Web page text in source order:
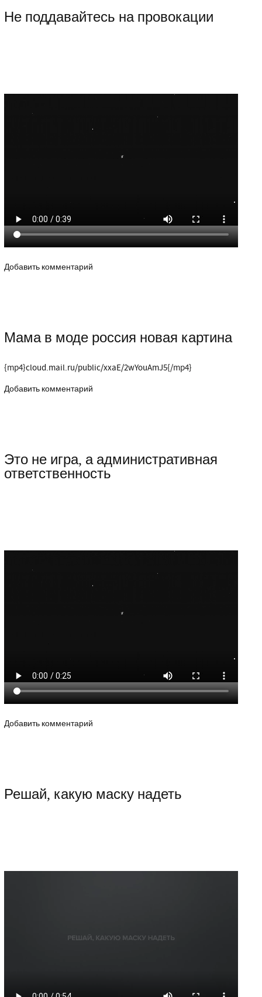
Не поддавайтесь на провокации
Добавить комментарий
Мама в моде россия новая картина
{mp4}cloud.mail.ru/public/xxaE/2wYouAmJ5{/mp4}
Добавить комментарий
Это не игра, а административная
ответственность
Добавить комментарий
Решай, какую маску надеть